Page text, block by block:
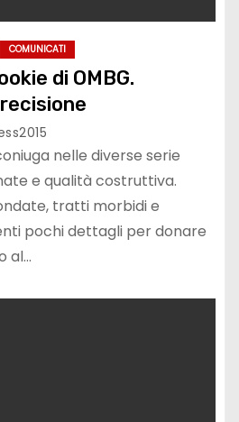
COMUNICATI
di OMBG.
nelle diverse serie
e qualità costruttiva.
tratti morbidi e
pochi dettagli per donare
al…